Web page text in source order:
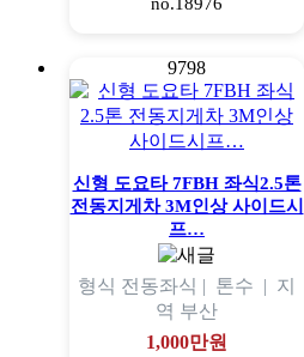
9798
신형 도요타 7FBH 좌식2.5톤
전동지게차 3M인상 사이드시
프…
형식 전동좌식 | 톤수 | 지
역 부산
1,000만원